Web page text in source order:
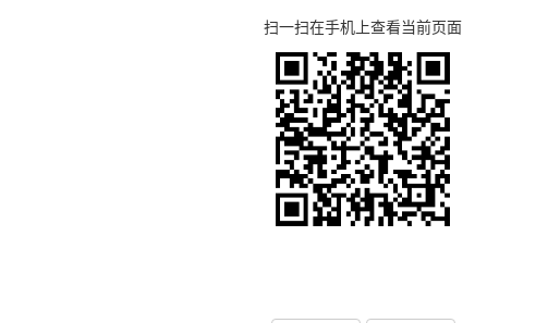
扫一扫在手机上查看当前页面